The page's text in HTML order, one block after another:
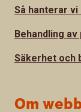
Så hanterar
Behandling
Säkerhet och
Om